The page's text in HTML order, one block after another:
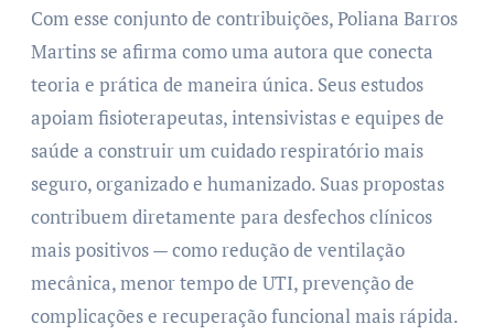
Com esse conjunto de contribuições, Poliana Barros
Martins se afirma como uma autora que conecta
teoria e prática de maneira única. Seus estudos
apoiam fisioterapeutas, intensivistas e equipes de
saúde a construir um cuidado respiratório mais
seguro, organizado e humanizado. Suas propostas
contribuem diretamente para desfechos clínicos
mais positivos — como redução de ventilação
mecânica, menor tempo de UTI, prevenção de
complicações e recuperação funcional mais rápida.